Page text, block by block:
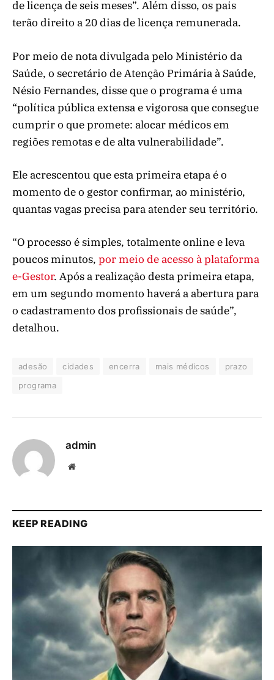
de licença de seis meses”. Além disso, os pais
terão direito a 20 dias de licença remunerada.
Por meio de nota divulgada pelo Ministério da
Saúde, o secretário de Atenção Primária à Saúde,
Nésio Fernandes, disse que o programa é uma
“política pública extensa e vigorosa que consegue
cumprir o que promete: alocar médicos em
regiões remotas e de alta vulnerabilidade”.
Ele acrescentou que esta primeira etapa é o
momento de o gestor confirmar, ao ministério,
quantas vagas precisa para atender seu território.
“O processo é simples, totalmente online e leva
poucos minutos, por meio de acesso à plataforma
e-Gestor. Após a realização desta primeira etapa,
em um segundo momento haverá a abertura para
o cadastramento dos profissionais de saúde”,
detalhou.
adesão cidades encerra mais médicos
prazo
programa
admin
Website
KEEP READING